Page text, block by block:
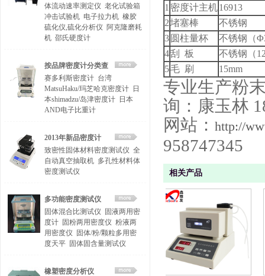
体流动速率测定仪 老化试验箱
冲击试验机 电子拉力机 橡胶
硫化仪,硫化分析仪 阿克隆磨耗
机 邵氏硬度计
按品牌密度计分类查
找
赛多利斯密度计 台湾
MatsuHaku/玛芝哈克密度计 日
本shimadzu/岛津密度计 日本
AND电子比重计
2013年新品密度计
致密性固体材料密度测试仪 全
自动真空抽取机 多孔性材料体
密度测试仪
多功能密度测试仪
固体混合比测试仪
固液两用密
度计 固粉两用密度仪 粉液两
用密度仪
固体/粉/颗粒多用密
度天平 固体固含量测试仪
橡塑密度分析仪
1 密度计主机16913
2堵塞棒
不锈钢
3 圆柱量杯 不锈钢（
4刮 板 不锈钢（
5毛 刷 15mm
专业生产粉
询：康玉林
网站： http://
958747345
相关产品